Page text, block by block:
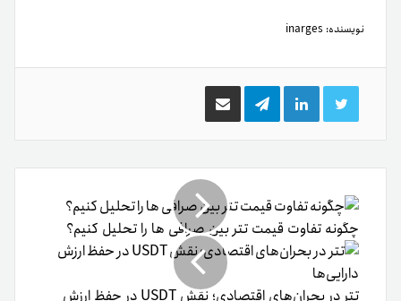
نوشته های مشابه
۵ راه برای کسب درآمد از بیت کوین بدون فروش آن
۲۶ آبان ۱۴۰۱